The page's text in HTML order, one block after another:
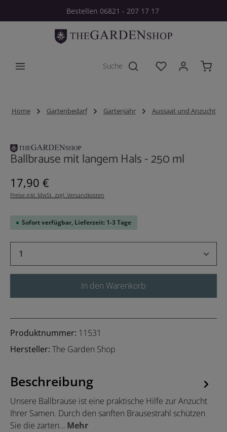
Zum Hauptinhalt springenBestellen 06821 - 207 17 17
Du hast 0
Home Gartenbedarf Gartenjahr Aussaat und Anzucht
Ballbrause mit langem Hals - 250 ml
Regulärer Preis:
17,90 €
Preise inkl. MwSt. zzgl. Versandkosten
Sofort verfügbar, Lieferzeit: 1-3 Tage
Produkt Anzahl: Gib den gewünschten
In den Warenkorb
Produktnummer: 11531
Hersteller: The Garden Shop
Beschreibung
Unsere Ballbrause ist eine praktische Hilfe zur Anzucht
Ihrer Samen. Durch den sanften Brausestrahl schützen
Sie die zarten… Mehr